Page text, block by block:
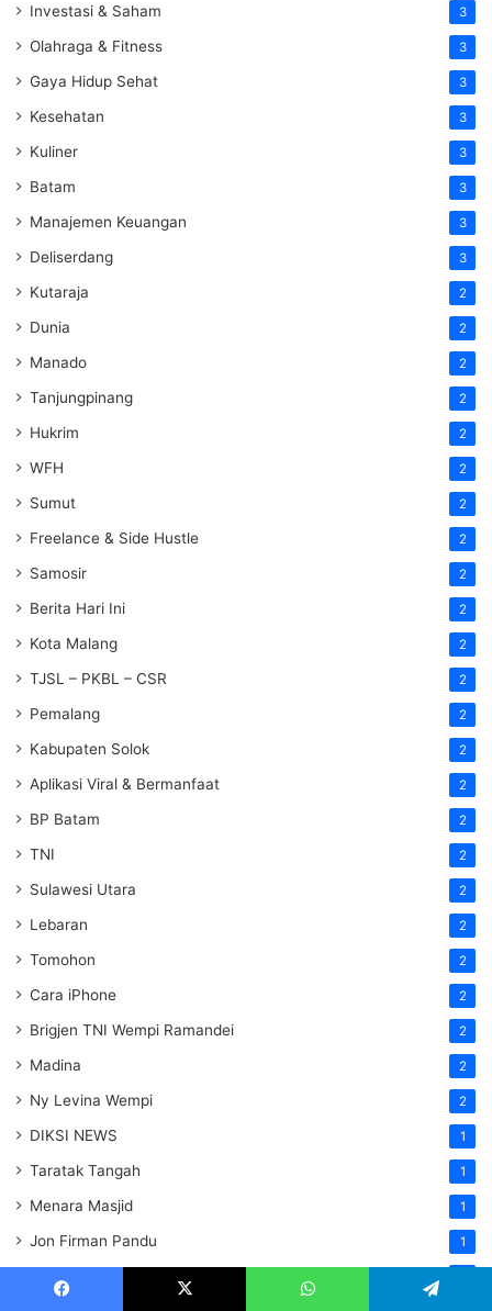
Investasi & Saham 3
Olahraga & Fitness 3
Gaya Hidup Sehat 3
Kesehatan 3
Kuliner 3
Batam 3
Manajemen Keuangan 3
Deliserdang 3
Kutaraja 2
Dunia 2
Manado 2
Tanjungpinang 2
Hukrim 2
WFH 2
Sumut 2
Freelance & Side Hustle 2
Samosir 2
Berita Hari Ini 2
Kota Malang 2
TJSL – PKBL – CSR 2
Pemalang 2
Kabupaten Solok 2
Aplikasi Viral & Bermanfaat 2
BP Batam 2
TNI 2
Sulawesi Utara 2
Lebaran 2
Tomohon 2
Cara iPhone 2
Brigjen TNI Wempi Ramandei 2
Madina 2
Ny Levina Wempi 2
DIKSI NEWS 1
Taratak Tangah 1
Menara Masjid 1
Jon Firman Pandu 1